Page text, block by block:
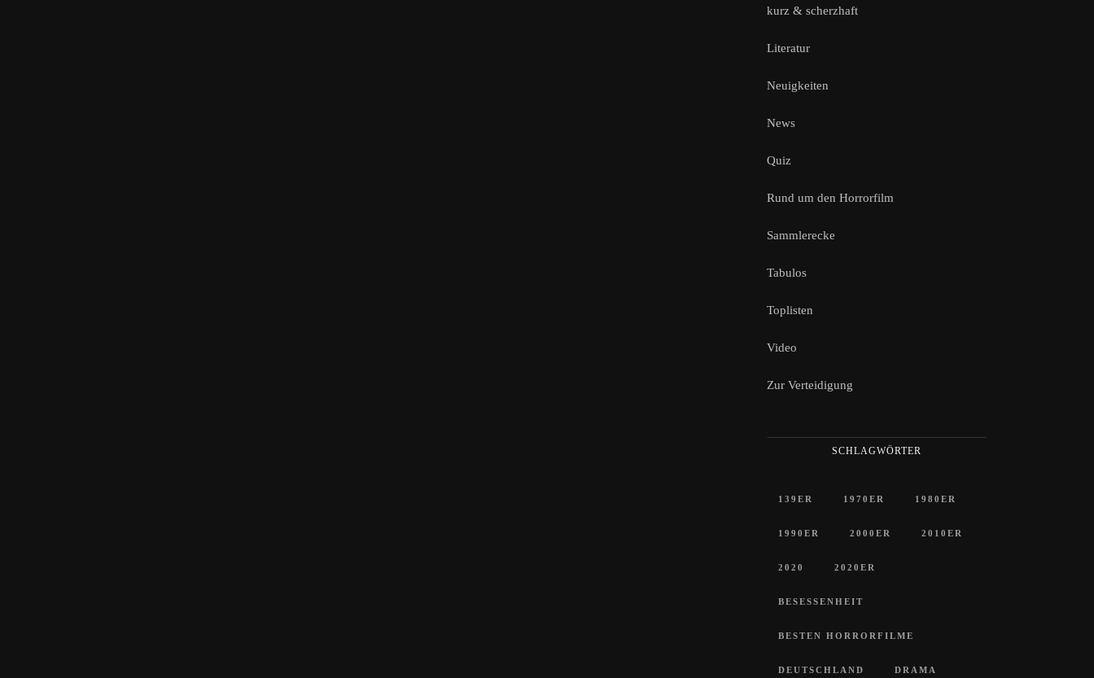
kurz & scherzhaft
Literatur
Neuigkeiten
News
Quiz
Rund um den Horrorfilm
Sammlerecke
Tabulos
Toplisten
Video
Zur Verteidigung
SCHLAGWÖRTER
139ER 1970ER 1980ER
1990ER 2000ER 2010ER
2020 2020ER
BESESSENHEIT
BESTEN HORRORFILME
DEUTSCHLAND DRAMA